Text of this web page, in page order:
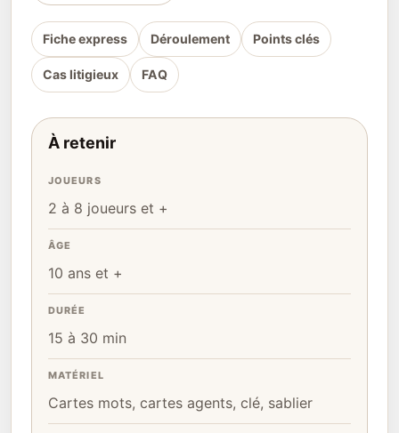
Fiche express Déroulement Points clés
Cas litigieux FAQ
À retenir
JOUEURS
2 à 8 joueurs et +
ÂGE
10 ans et +
DURÉE
15 à 30 min
MATÉRIEL
Cartes mots, cartes agents, clé, sablier